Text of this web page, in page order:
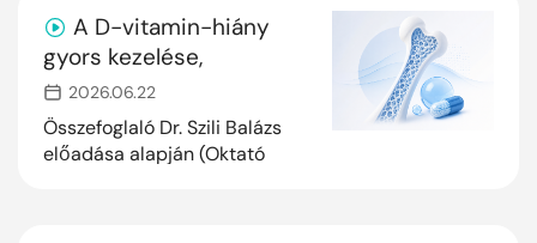
A D-vitamin-hiány
gyors kezelése,
jelentősége a
csontbetegek
ellátásában
2026.06.22
Összefoglaló Dr. Szili Balázs
előadása alapján (Oktató